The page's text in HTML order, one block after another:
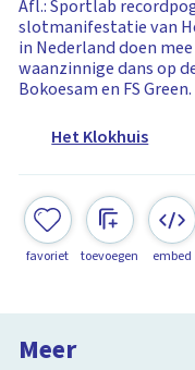
Afl.: Sportlab
slotmanifestatie van
in Nederland doen mee
waanzinnige dans op
Bokoesam en FS Green.
Het Klokhuis
favoriet toevoegen embed
Meer